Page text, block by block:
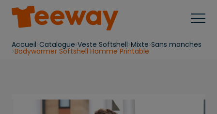
Accueil Catalogue Veste Softshell Mixte Sans manches
Bodywarmer Softshell Homme Printable